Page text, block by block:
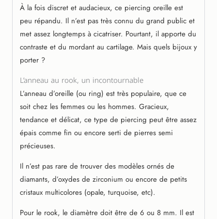
À la fois discret et audacieux, ce piercing oreille est
peu répandu. Il n’est pas très connu du grand public et
met assez longtemps à cicatriser. Pourtant, il apporte du
contraste et du mordant au cartilage. Mais quels bijoux y
porter ?
L’anneau au rook, un incontournable
L’anneau d’oreille (ou ring) est très populaire, que ce
soit chez les femmes ou les hommes. Gracieux,
tendance et délicat, ce type de piercing peut être assez
épais comme fin ou encore serti de pierres semi
précieuses.
Il n’est pas rare de trouver des modèles ornés de
diamants, d’oxydes de zirconium ou encore de petits
cristaux multicolores (opale, turquoise, etc).
Pour le rook, le diamètre doit être de 6 ou 8 mm. Il est